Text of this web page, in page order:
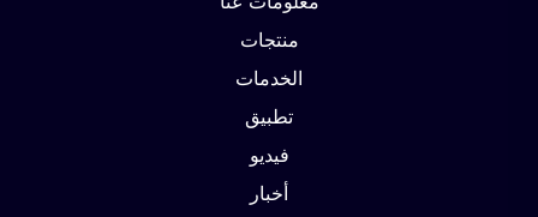
منتجات
الخدمات
تطبيق
فيديو
أخبار